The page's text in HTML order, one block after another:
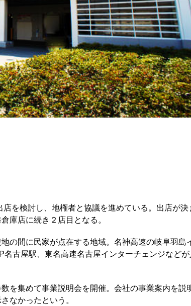
を検討し、地権者と協議を進めている。出店が決
庫店に続き２店目となる。
の間に民家が点在する地域。名神高速の岐阜羽島
古屋駅、東名高速名古屋インターチェンジなどが
を集めて事業説明会を開催。会社の事業案内を説
なかったという。